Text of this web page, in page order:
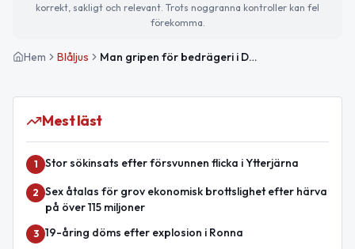
korrekt, sakligt och relevant. Trots noggranna kontroller kan fel
förekomma.
Hem Blåljus Man gripen för bedrägeri i Djursholm
Mest läst
1 Stor sökinsats efter försvunnen flicka i Ytterjärna
2 Sex åtalas för grov ekonomisk brottslighet efter härva
på över 115 miljoner
3 19-åring döms efter explosion i Ronna